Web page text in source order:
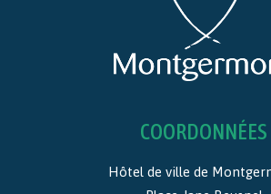
COORDONNÉES
Hôtel de ville de